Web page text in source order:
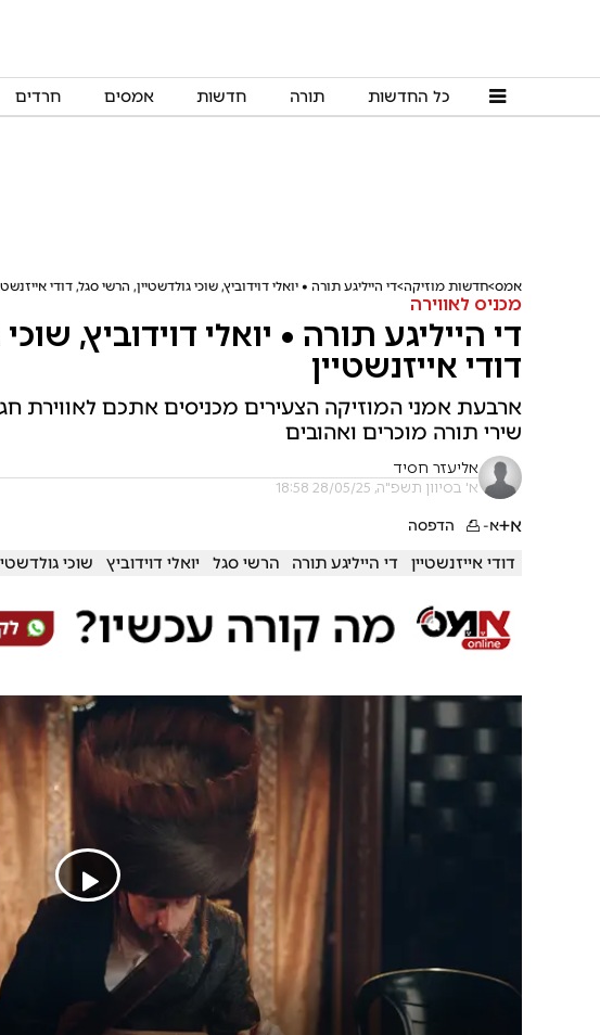
כל החדשות תורה חדשות אמסים חרדים
אמס חדשות מוזיקה די הייליגע תורה • יואלי דוידוביץ, שוכי גולדשטיין, הרשי סגל, דודי
מכניס לאווירה
די הייליגע תורה • יואלי דוידוביץ,
דודי אייזנשטיין
ארבעת אמני המוזיקה הצעירים מכניסים אתכם לאווירת
שירי תורה מוכרים ואהובים
אליעזר חסיד
א' בסיוון תשפ"ה, 28/05/25 18:58
א+א- הדפסה
דודי אייזנשטיין די הייליגע תורה הרשי סגל יואלי דוידוביץ שוכי